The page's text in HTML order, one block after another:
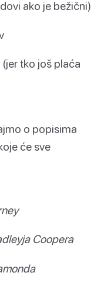
ako je bežični)
tko još plaća
o popisima
će sve
Coopera